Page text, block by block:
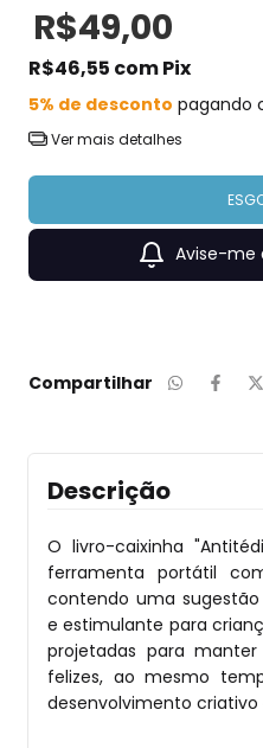
R$49,00
R$46,55 comPix
5% de desconto pagando
Ver mais detalhes
Avise-me
Compartilhar
Descrição
O livro-caixinha
ferramenta portátil
contendo uma
e estimulante para
projetadas para
felizes, ao mesmo
desenvolvimento criativo